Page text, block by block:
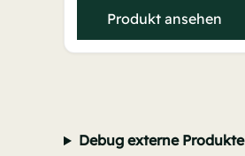
Produkt ansehen
Debug externe Produkte